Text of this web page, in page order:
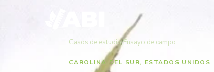
Casos de estudio/Ensayo de campo
CAROLINA DEL SUR, ESTADOS UNIDOS